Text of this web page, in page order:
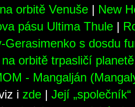
orbitě Venuše
New
pásu Ultima Thule
Gerasimenko s dosdu
na orbitě trpasličí
- Mangalján
i zde
Její